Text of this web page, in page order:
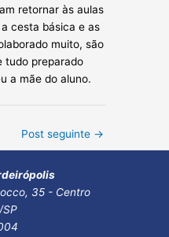
retornar às aulas
cesta básica e as
muito, são
tudo preparado
a mãe do aluno.
Post seguinte →
35 - Centro
SP